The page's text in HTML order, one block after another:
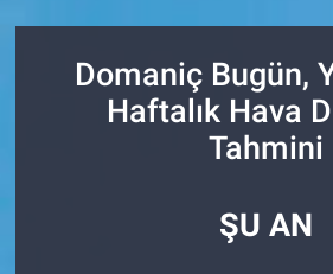
Domaniç Bugün,
Haftalık Hava
Tahmini
ŞU AN
SAĞLIK
DİĞER
Süper Lig Puan Durumu ve
Tüm Manşetler
Son Dakika Haberleri